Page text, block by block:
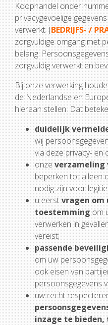
Koophandel onder
privacygevoelige
verwerkt. [BEDRIJFS- /
zorgvuldige omgang met
belang.
zorgvuldig verwerkt en
Bij onze verwerking
de Nederlandse en
hieraan stellen. Dat
duidelijk
wij
via deze privacy- en
onzeverzameling
beperken tot alleen
nodig zijn voor
u eerstvragen
toestemmingom
verwerken in
vereist;
passende
om uw
ook eisen van
persoonsgegevens
uw recht
inzage te